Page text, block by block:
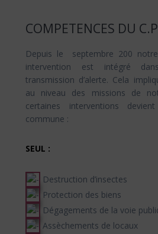
COMPETENCES DU
Depuis le septembre 200
intervention est intégré
transmission d’alerte. Cela
au niveau des missions de
certaines interventions
commune :
SEUL :
Destruction d’insectes
Protection des biens
Dégagements de la voie
Assèchements de locaux